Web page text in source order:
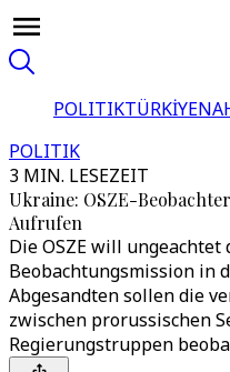
POLITIKTÜRKİYE
POLITIK
3 MIN. LESEZEIT
Ukraine: OSZE-
Aufrufen
Die OSZE will
Beobachtungsmission in
Abgesandten sollen die
zwischen prorussischen
Regierungstruppen